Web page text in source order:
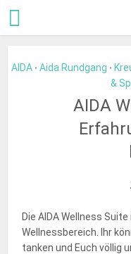
AIDA • Aida Rundgang •
&
AIDA
Die AIDA Wellness
Wellnessbereich. Ihr
tanken und Euch völlig